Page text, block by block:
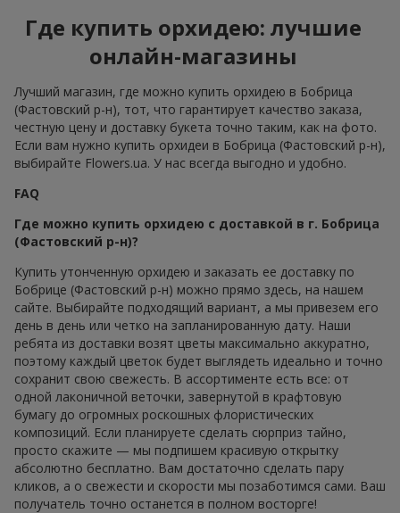
Где купить орхидею: лучшие
онлайн-магазины
Лучший магазин, где можно купить орхидею в Бобрица
(Фастовский р-н), тот, что гарантирует качество заказа,
честную цену и доставку букета точно таким, как на фото.
Если вам нужно купить орхидеи в Бобрица (Фастовский р-н),
выбирайте Flowers.ua. У нас всегда выгодно и удобно.
FAQ
Где можно купить орхидею с доставкой в г. Бобрица
(Фастовский р-н)?
Купить утонченную орхидею и заказать ее доставку по
Бобрице (Фастовский р-н) можно прямо здесь, на нашем
сайте. Выбирайте подходящий вариант, а мы привезем его
день в день или четко на запланированную дату. Наши
ребята из доставки возят цветы максимально аккуратно,
поэтому каждый цветок будет выглядеть идеально и точно
сохранит свою свежесть. В ассортименте есть все: от
одной лаконичной веточки, завернутой в крафтовую
бумагу до огромных роскошных флористических
композиций. Если планируете сделать сюрприз тайно,
просто скажите — мы подпишем красивую открытку
абсолютно бесплатно. Вам достаточно сделать пару
кликов, а о свежести и скорости мы позаботимся сами. Ваш
получатель точно останется в полном восторге!